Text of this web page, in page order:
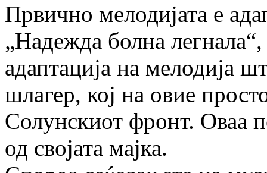
Првично мелодијата е
„Надежда болна легнала“,
адаптација на мелодија
шлагер, кој на овие
Солунскиот фронт. Оваа
од својата мајка.